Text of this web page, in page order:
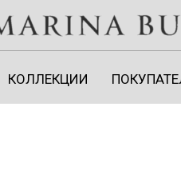
КОЛЛЕКЦИИ
КОЛЛЕКЦИИ